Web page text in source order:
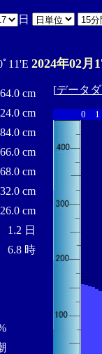
日
11'E 2024年02月
cm
cm
cm
cm
68.0 cm
cm
cm
1.2 日
6.8 時
[データ
0 1